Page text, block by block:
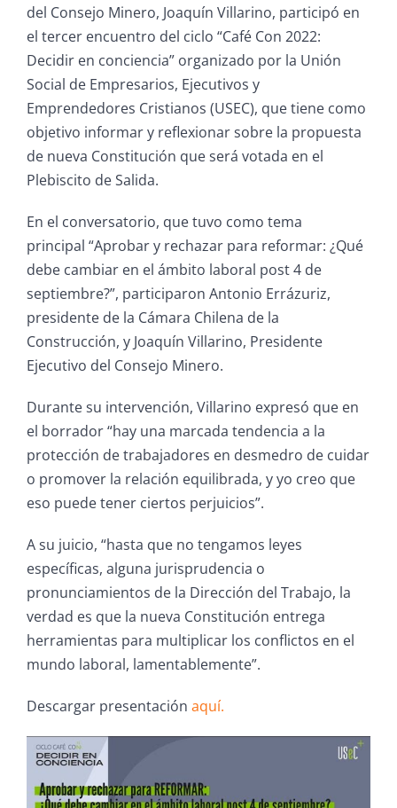
del Consejo Minero, Joaquín Villarino, participó en
el tercer encuentro del ciclo “Café Con 2022:
Decidir en conciencia” organizado por la Unión
Social de Empresarios, Ejecutivos y
Emprendedores Cristianos (USEC), que tiene como
objetivo informar y reflexionar sobre la propuesta
de nueva Constitución que será votada en el
Plebiscito de Salida.
En el conversatorio, que tuvo como tema
principal “Aprobar y rechazar para reformar: ¿Qué
debe cambiar en el ámbito laboral post 4 de
septiembre?”, participaron Antonio Errázuriz,
presidente de la Cámara Chilena de la
Construcción, y Joaquín Villarino, Presidente
Ejecutivo del Consejo Minero.
Durante su intervención, Villarino expresó que en
el borrador “hay una marcada tendencia a la
protección de trabajadores en desmedro de cuidar
o promover la relación equilibrada, y yo creo que
eso puede tener ciertos perjuicios”.
A su juicio, “hasta que no tengamos leyes
específicas, alguna jurisprudencia o
pronunciamientos de la Dirección del Trabajo, la
verdad es que la nueva Constitución entrega
herramientas para multiplicar los conflictos en el
mundo laboral, lamentablemente”.
Descargar presentación aquí.